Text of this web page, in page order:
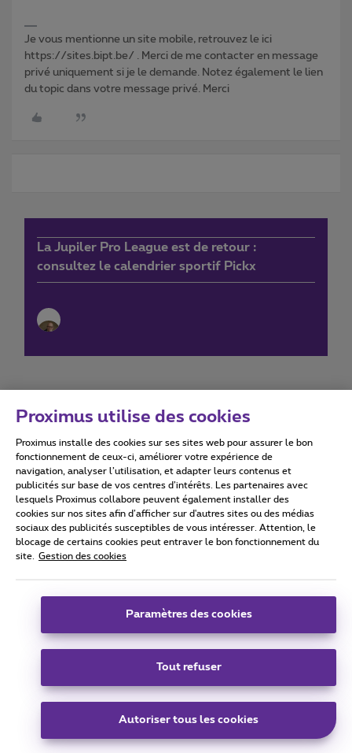
Je vous mentionne un site mobile, retrouvez le ici
https://sites.bipt.be/ . Merci de me contacter en message
privé uniquement si je le demande. Notez également le lien
du topic dans votre message privé. Merci
La Jupiler Pro League est de retour :
consultez le calendrier sportif Pickx
Conditions d'utilisation Accessibility statement
Tous droits réservés. © 2026
Conditions générales, info consommateur
Coordonnées de l’entreprise
Boulevard du Roi Albert II 27 - B-1030 Bruxelles.
Carrier & Wholesale Solutions
|Telindus
|Sitemap
Proximus utilise des cookies
Proximus installe des cookies sur ses sites web pour assurer le bon
fonctionnement de ceux-ci, améliorer votre expérience de
navigation, analyser l’utilisation, et adapter leurs contenus et
publicités sur base de vos centres d’intérêts. Les partenaires avec
lesquels Proximus collabore peuvent également installer des
cookies sur nos sites afin d’afficher sur d'autres sites ou des médias
sociaux des publicités susceptibles de vous intéresser. Attention, le
blocage de certains cookies peut entraver le bon fonctionnement du
site.
Gestion des cookies
Paramètres des cookies
Tout refuser
Autoriser tous les cookies